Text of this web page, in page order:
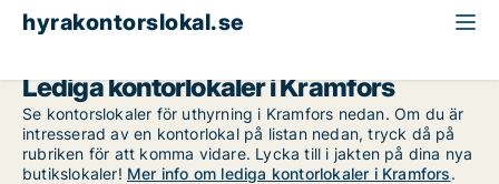
hyrakontorslokal.se
Lediga kontorlokaler i Kramfors
Se kontorslokaler för uthyrning i Kramfors nedan. Om du är
intresserad av en kontorlokal på listan nedan, tryck då på
rubriken för att komma vidare. Lycka till i jakten på dina nya
butikslokaler! Mer info om lediga kontorlokaler i Kramfors.